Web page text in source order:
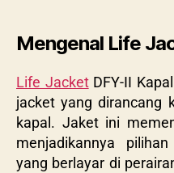
Mengenal Life
Life JacketDFY-II
jacket yang dirancang
kapal. Jaket ini
menjadikannya
yang berlayar di